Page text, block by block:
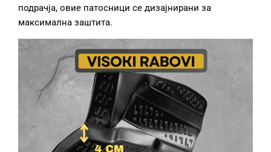
подрачја, овие патосници се дизајнирани за
максимална заштита.